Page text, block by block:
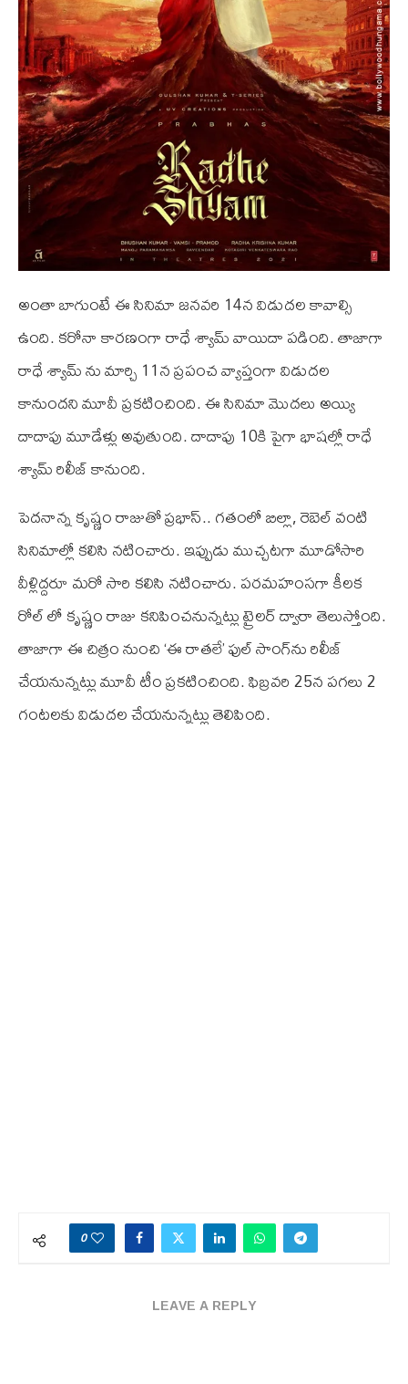
అంతా బాగుంటే ఈ సినిమా జనవరి 14న విడుదల కావాల్సి
ఉంది. కరోనా కారణంగా రాధే శ్యామ్ వాయిదా పడింది. తాజాగా
రాధే శ్యామ్ ను మార్చి 11న ప్రపంచ వ్యాప్తంగా విడుదల
కానుందని మూవీ ప్రకటించింది. ఈ సినిమా మొదలు అయ్యి
దాదాపు మూడేళ్లు అవుతుంది. దాదాపు 10కి పైగా భాషల్లో రాధే
శ్యామ్ రిలీజ్‌ కానుంది.
పెదనాన్న కృష్ణం రాజుతో ప్రభాస్‌.. గతంలో బిల్లా, రెబెల్ వంటి
సినిమాల్లో కలిసి నటించారు. ఇప్పుడు ముచ్చటగా మూడోసారి
వీళ్లిద్దరూ మరో సారి కలిసి నటించారు. పరమహంసగా కీలక
రోల్‌ లో కృష్ణం రాజు కనిపించనున్నట్లు ట్రైలర్ ద్వారా తెలుస్తోంది.
తాజాగా ఈ చిత్రం నుంచి ‘ఈ రాతలే’ ఫుల్‌ సాంగ్‌ను రిలీజ్‌
చేయనున్నట్లు మూవీ టీం ప్రకటించింది. ఫిబ్రవరి 25న పగలు 2
గంటలకు విడుదల చేయనున్నట్లు తెలిపింది.
0
LEAVE A REPLY